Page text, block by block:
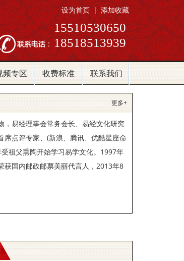
设为首页 | 添加收藏
15510530650
18518513939
频专区 收费标准 联系我们
更多+
，易经理事会常务会长、易经文化研究
点评专家、(新浪、腾讯、优酷星座命
祖父熏陶开始学习易学文化。1997年
获国内邮政邮票美丽代言人，2013年8